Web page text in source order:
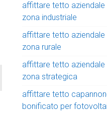
affittare tetto
zona industriale
affittare tetto
zona rurale
affittare tetto
zona strategica
affittare tetto
bonificato per